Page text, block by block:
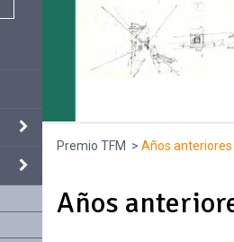
Premio TFM Años anteriores
Años